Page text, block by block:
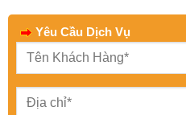
Yêu Cầu Dịch Vụ